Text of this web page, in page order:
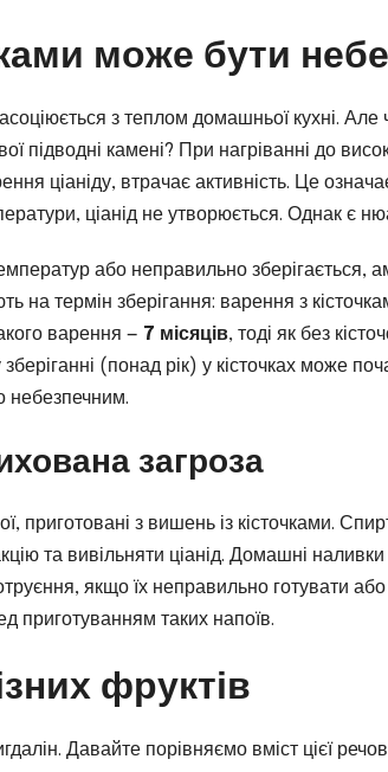
може бути
з теплом домашньої кухні. Але
підводні камені? При нагріванні до
ціаніду, втрачає активність. Це
ціанід не утворюється. Однак є
або неправильно зберігається,
на термін зберігання: варення з
варення — 7 місяців, тоді як без
(понад рік) у кісточках може
небезпечним.
загроза
приготовані з вишень із кісточками.
та вивільняти ціанід. Домашні наливки
якщо їх неправильно готувати
приготуванням таких напоїв.
фруктів
Давайте порівняємо вміст цієї